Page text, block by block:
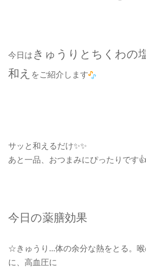
今日は きゅうりとちくわの
和え をご紹介します
サッと和えるだけ✨✨
あと一品、おつまみにぴったりです
今日の薬膳効果
☆きゅうり...体の余分な熱をとる。
に、高血圧に